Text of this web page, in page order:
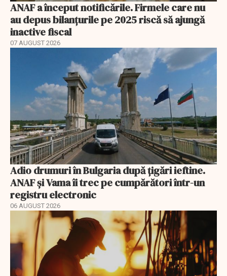
ANAF a început notificările. Firmele care nu
au depus bilanțurile pe 2025 riscă să ajungă
inactive fiscal
07 AUGUST 2026
Adio drumuri în Bulgaria după țigări ieftine.
ANAF și Vama îi trec pe cumpărători într-un
registru electronic
06 AUGUST 2026